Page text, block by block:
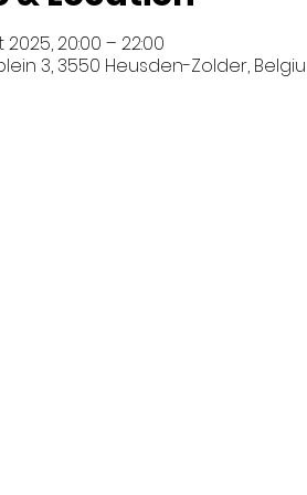
2025, 20:00 – 22:00
3, 3550 Heusden-Zolder,